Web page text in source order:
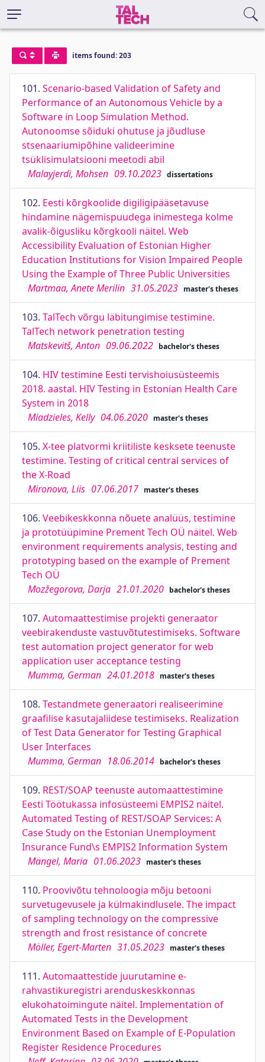
items found: 203
101. Scenario-based Validation of Safety and
Performance of an Autonomous Vehicle by a
Software in Loop Simulation Method.
Autonoomse sõiduki ohutuse ja jõudluse
stsenaariumipõhine valideerimine
tsüklisimulatsiooni meetodi abil
Malayjerdi, Mohsen 09.10.2023 dissertations
102. Eesti kõrgkoolide digiligipääsetavuse
hindamine nägemispuudega inimestega kolme
avalik-õigusliku kõrgkooli näitel. Web
Accessibility Evaluation of Estonian Higher
Education Institutions for Vision Impaired People
Using the Example of Three Public Universities
Martmaa, Anete Merilin 31.05.2023 master's theses
103. TalTech võrgu läbitungimise testimine.
TalTech network penetration testing
Matskevitš, Anton 09.06.2022 bachelor's theses
104. HIV testimine Eesti tervishoiusüsteemis
2018. aastal. HIV Testing in Estonian Health Care
System in 2018
Miadzieles, Kelly 04.06.2020 master's theses
105. X-tee platvormi kriitiliste kesksete teenuste
testimine. Testing of critical central services of
the X-Road
Mironova, Liis 07.06.2017 master's theses
106. Veebikeskkonna nõuete analüüs, testimine
ja prototüüpimine Prement Tech OÜ näitel. Web
environment requirements analysis, testing and
prototyping based on the example of Prement
Tech OÜ
Mozžegorova, Darja 21.01.2020 bachelor's theses
107. Automaattestimise projekti generaator
veebirakenduste vastuvõtutestimiseks. Software
test automation project generator for web
application user acceptance testing
Mumma, German 24.01.2018 master's theses
108. Testandmete generaatori realiseerimine
graafilise kasutajaliidese testimiseks. Realization
of Test Data Generator for Testing Graphical
User Interfaces
Mumma, German 18.06.2014 bachelor's theses
109. REST/SOAP teenuste automaattestimine
Eesti Töötukassa infosüsteemi EMPIS2 näitel.
Automated Testing of REST/SOAP Services: A
Case Study on the Estonian Unemployment
Insurance Fund\s EMPIS2 Information System
Mängel, Maria 01.06.2023 master's theses
110. Proovivõtu tehnoloogia mõju betooni
survetugevusele ja külmakindlusele. The impact
of sampling technology on the compressive
strength and frost resistance of concrete
Möller, Egert-Marten 31.05.2023 master's theses
111. Automaattestide juurutamine e-
rahvastikuregistri arenduskeskkonnas
elukohatoimingute näitel. Implementation of
Automated Tests in the Development
Environment Based on Example of E-Population
Register Residence Procedures